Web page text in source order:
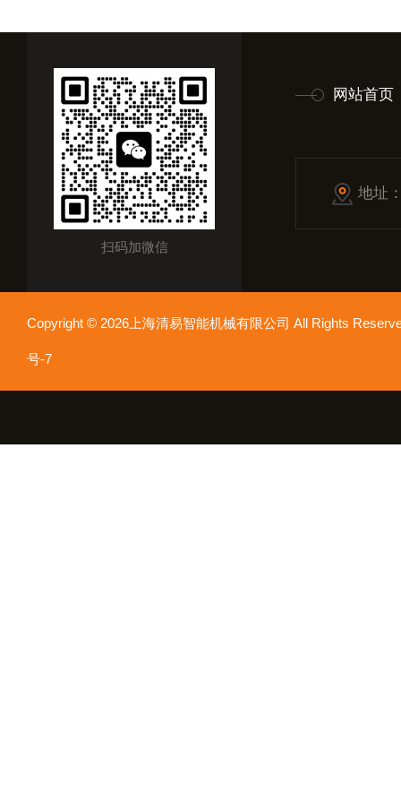
扫码加微信
网站首页
地址
Copyright © 2026上海清易智能机械有限公司 All Rights
号-7